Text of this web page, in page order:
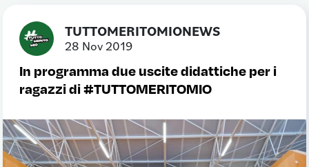
TUTTOMERITOMIONEWS
28 Nov 2019
In programma due uscite didattiche per i
ragazzi di #TUTTOMERITOMIO